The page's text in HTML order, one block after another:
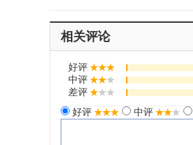
相关评论
好评
中评
差评
好评
中评